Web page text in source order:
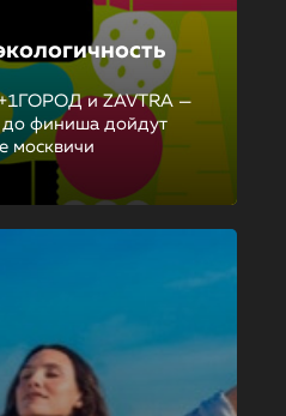
и ZAVTRA —
до финиша дойдут
москвичи